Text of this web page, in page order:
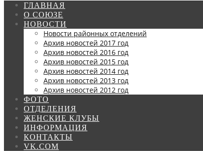
ГЛАВНАЯ
О СОЮЗЕ
НОВОСТИ
Новости районных отделений
Архив новостей 2017 год
Архив новостей 2016 год
Архив новостей 2015 год
Архив новостей 2014 год
Архив новостей 2013 год
Архив новостей 2012 год
ФОТО
ОТДЕЛЕНИЯ
ЖЕНСКИЕ КЛУБЫ
ИНФОРМАЦИЯ
КОНТАКТЫ
VK.COM